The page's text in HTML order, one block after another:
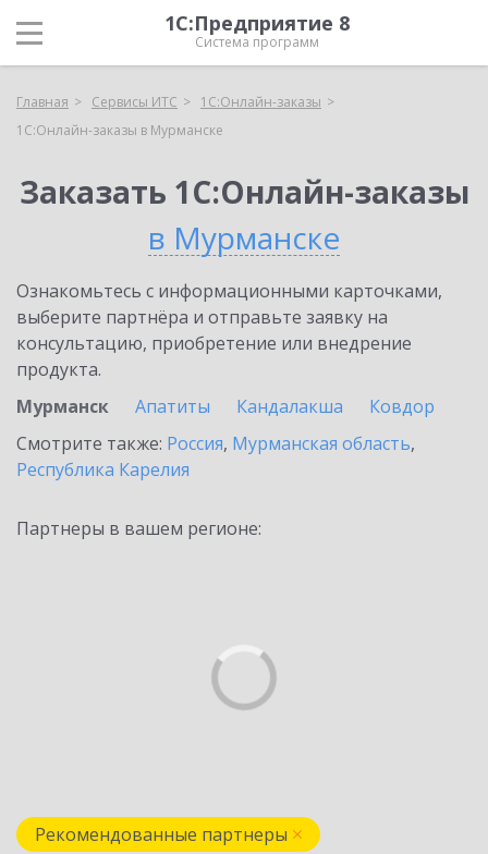
1С:Предприятие 8
Система программ
Главная Сервисы ИТС
1С:Онлайн-заказы
1С:Онлайн-заказы в Мурманске
Заказать 1С:Онлайн-заказы
в Мурманске
Ознакомьтесь с информационными карточками,
выберите партнёра и отправьте заявку на
консультацию, приобретение или внедрение
продукта.
Мурманск
Апатиты Кандалакша
Ковдор
Смотрите также: Россия, Мурманская область,
Республика Карелия
Партнеры в вашем регионе:
Рекомендованные партнеры